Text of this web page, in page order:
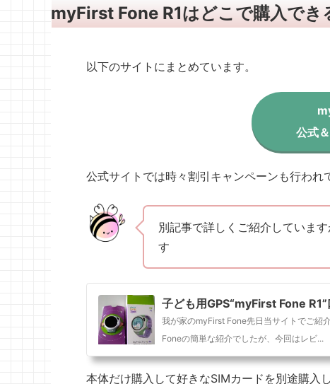
myFirst Fone R1はどこで購入でき
以下のサイトにまとめています。
公式
公式サイトでは時々割引キャンペーンも行われ
別記事で詳しくご紹介していま
す
子ども用GPS“myFirst Fone
我が家のmyFirst Fone先日当サイトでご紹
Foneの簡単な紹介でしたが、今回はレビ...
本体だけ購入して好きなSIMカードを別途購入